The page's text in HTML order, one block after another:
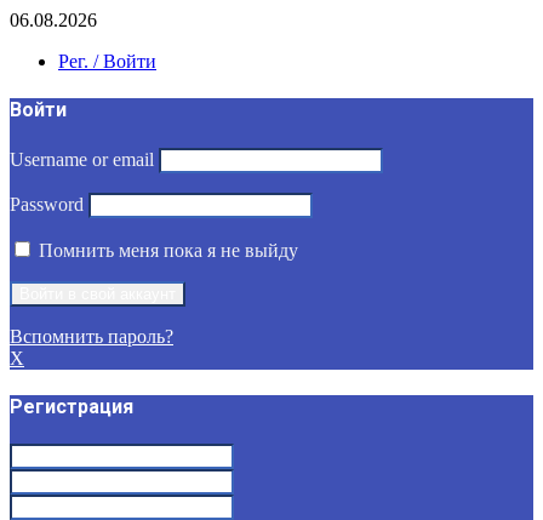
06.08.2026
Рег. / Войти
Войти
Username or email
Password
Помнить меня пока я не выйду
Вспомнить пароль?
X
Регистрация